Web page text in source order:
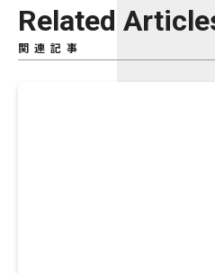
Related
関連記事